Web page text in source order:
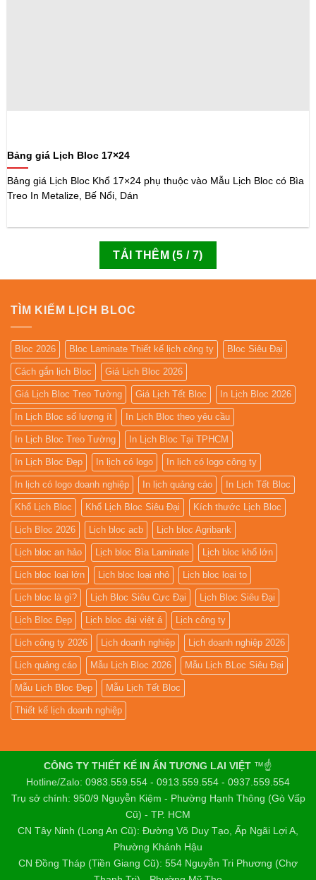
Bảng giá Lịch Bloc 17×24
Bảng giá Lịch Bloc Khổ 17×24 phụ thuộc vào Mẫu Lịch Bloc có Bìa
Treo In Metalize, Bế Nổi, Dán
TẢI THÊM(5 / 7)
TÌM KIẾM LỊCH BLOC
Bloc 2026 Bloc Laminate Thiết kế lịch công ty Bloc Siêu Đại
Cách gắn lịch Bloc Giá Lịch Bloc 2026
Giá Lịch Bloc Treo Tường Giá Lịch Tết Bloc In Lịch Bloc 2026
In Lịch Bloc số lượng ít In Lịch Bloc theo yêu cầu
In Lịch Bloc Treo Tường In Lịch Bloc Tại TPHCM
In Lịch Bloc Đẹp In lịch có logo In lịch có logo công ty
In lịch có logo doanh nghiệp In lịch quảng cáo In Lịch Tết Bloc
Khổ Lịch Bloc Khổ Lịch Bloc Siêu Đại Kích thước Lịch Bloc
Lịch Bloc 2026 Lịch bloc acb Lịch bloc Agribank
Lịch bloc an hảo Lịch bloc Bìa Laminate Lịch bloc khổ lớn
Lịch bloc loại lớn Lịch bloc loại nhỏ Lịch bloc loại to
Lịch bloc là gì? Lịch Bloc Siêu Cực Đại Lịch Bloc Siêu Đại
Lịch Bloc Đẹp Lịch bloc đại việt á Lịch công ty
Lịch công ty 2026 Lịch doanh nghiệp Lịch doanh nghiệp 2026
Lịch quảng cáo Mẫu Lịch Bloc 2026 Mẫu Lịch BLoc Siêu Đại
Mẫu Lịch Bloc Đẹp Mẫu Lịch Tết Bloc
Thiết kế lịch doanh nghiệp
CÔNG TY THIẾT KẾ IN ẤN TƯƠNG LAI VIỆT ™☝️
Hotline/Zalo: 0983.559.554 - 0913.559.554 - 0937.559.554
Trụ sở chính: 950/9 Nguyễn Kiệm - Phường Hạnh Thông (Gò Vấp
Cũ) - TP. HCM
CN Tây Ninh (Long An Cũ): Đường Võ Duy Tạo, Ấp Ngãi Lợi A,
Phường Khánh Hậu
CN Đồng Tháp (Tiền Giang Cũ): 554 Nguyễn Tri Phương (Chợ